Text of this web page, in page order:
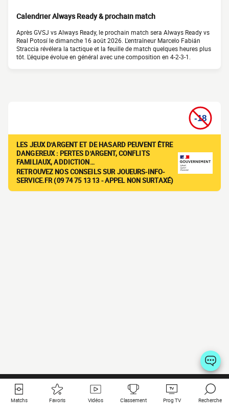
Calendrier Always Ready & prochain match
Après GVSJ vs Always Ready, le prochain match sera Always Ready vs
Real Potosí le dimanche 16 août 2026. L'entraîneur Marcelo Fabián
Straccia révélera la tactique et la feuille de match quelques heures plus
tôt. L'équipe évolue en général avec une composition en 4-2-3-1.
LES JEUX D'ARGENT ET DE HASARD PEUVENT ÊTRE
DANGEREUX : PERTES D'ARGENT, CONFLITS
FAMILIAUX, ADDICTION…
RETROUVEZ NOS CONSEILS SUR JOUEURS-INFO-
SERVICE.FR (09 74 75 13 13 - APPEL NON SURTAXÉ)
Matchs Favoris Vidéos Classement Prog TV Recherche